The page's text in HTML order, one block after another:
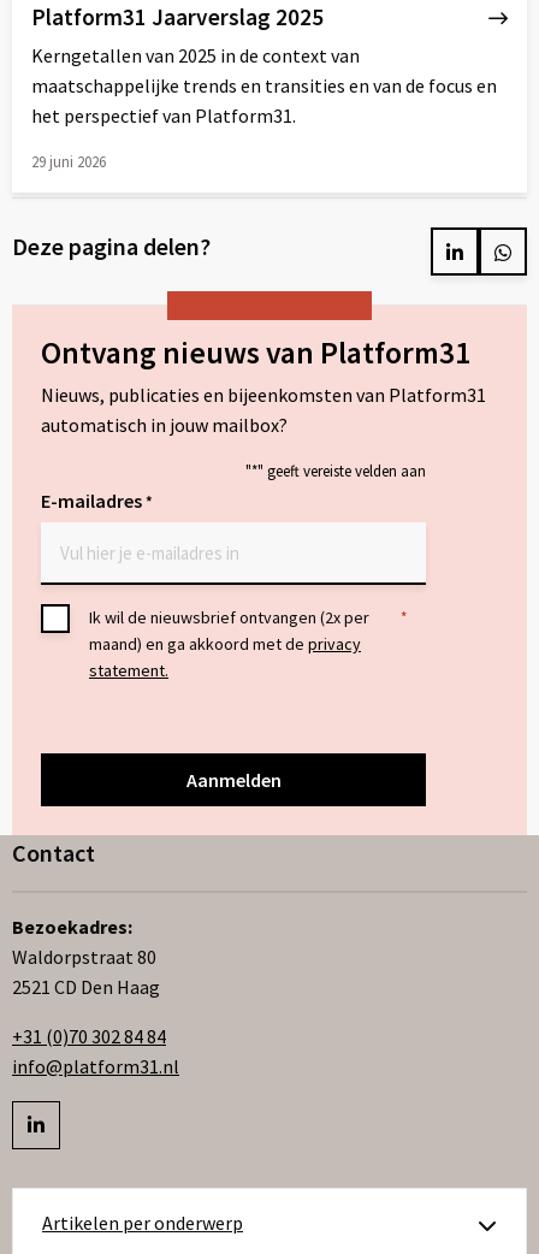
Platform31 Jaarverslag 2025
Kerngetallen van 2025 in de context van
maatschappelijke trends en transities en van de focus en
het perspectief van Platform31.
29 juni 2026
over
Deze pagina delen?
Delen
LinkedIn
Ontvang nieuws van Platform31
Nieuws, publicaties en bijeenkomsten van Platform31
automatisch in jouw mailbox?
"*" geeft vereiste velden aan
E-mailadres*
Toestemming
Ik wil de nieuwsbrief ontvangen (2x per
maand) en ga akkoord met de privacy
statement.
*
Artikelen per onderwerp
Contact
Bezoekadres:
Waldorpstraat 80
2521 CD Den Haag
+31 (0)70 302 84 84
info@platform31.nl
Bezoek
op
linkedIn